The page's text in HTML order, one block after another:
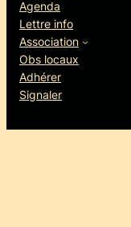
Agenda
Lettre info
Association
Obs locaux
Adhérer
Signaler